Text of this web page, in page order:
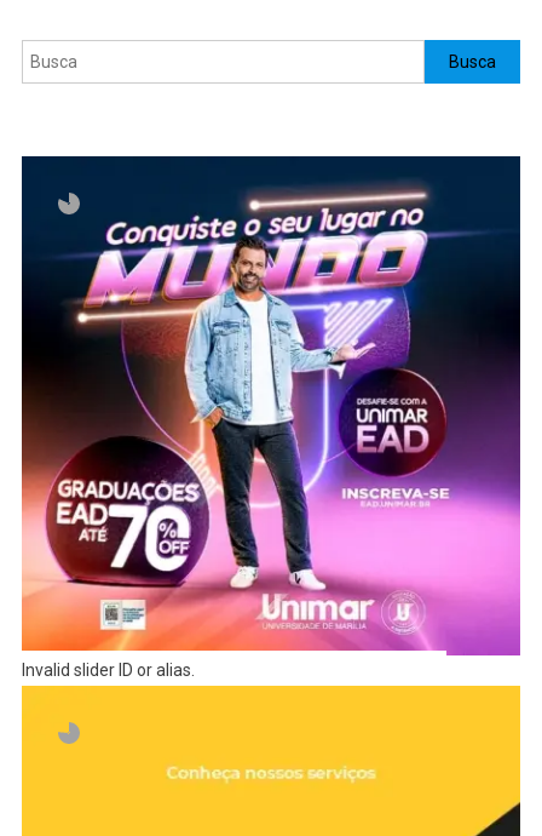
Pesquisar Busca
Invalid slider ID or alias.